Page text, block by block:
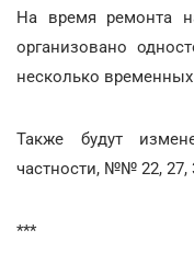
На время ремонта
организовано
несколько
Также будут
частности, №№ 22, 27,
***